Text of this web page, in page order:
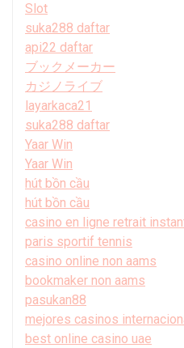
Slot
suka288 daftar
api22 daftar
ブックメーカー
カジノライブ
layarkaca21
suka288 daftar
Yaar Win
Yaar Win
hút bồn cầu
hút bồn cầu
casino en ligne retrait
paris sportif tennis
casino online non aams
bookmaker non aams
pasukan88
mejores casinos
best online casino uae